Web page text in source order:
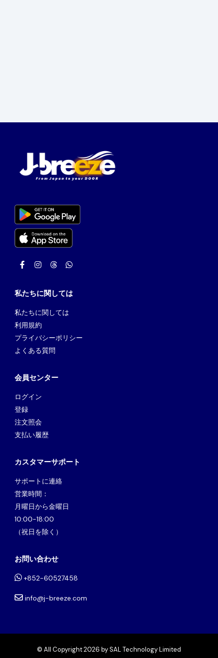
私たちに関しては
私たちに関しては
利用規約
プライバシーポリシー
よくある質問
会員センター
ログイン
登録
注文照会
支払い履歴
カスタマーサポート
サポートに連絡
営業時間：
月曜日から金曜日
10:00-18:00
（祝日を除く）
お問い合わせ
+852-60527458
info@j-breeze.com
© All Copyright 2026 by SAL Technology Limited